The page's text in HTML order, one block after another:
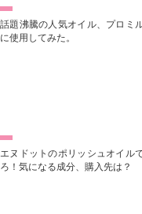
話題沸騰の人気オイル、プロミ
に使用してみた。
エヌドットのポリッシュオイル
ろ！気になる成分、購入先は？